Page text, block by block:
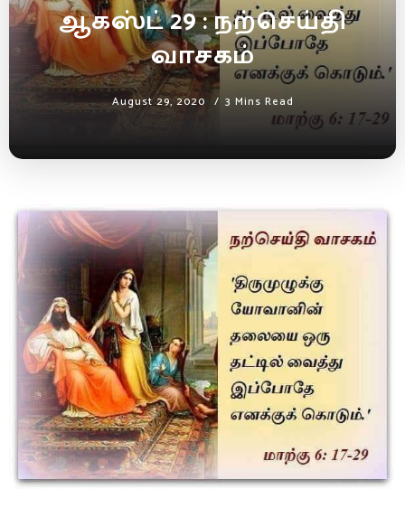
ஆகஸ்ட் 29 : நற்செய்தி
வாசகம்
August 29, 2020 3 Mins Read